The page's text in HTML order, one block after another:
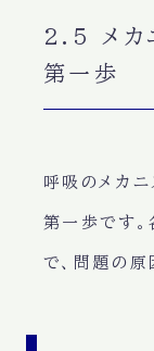
2.5 メカ
第一歩
呼吸のメカニ
第一歩です
で、 問題の原